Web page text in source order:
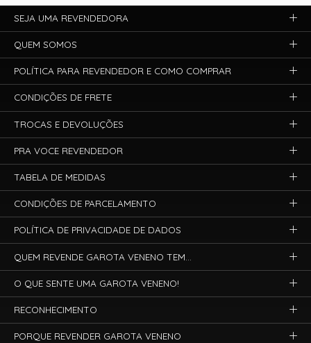
SEJA UMA REVENDEDORA
QUEM SOMOS
POLÍTICA PARA REVENDEDOR E COMO COMPRAR
CONDIÇÕES DE FRETE
TROCAS E DEVOLUÇÕES
PRA VOCE REVENDEDOR
TABELA DE MEDIDAS
CONDIÇÕES DE PARCELAMENTO
POLÍTICA DE PRIVACIDADE DE DADOS
QUEM REVENDE GAROTA VENENO TEM...
O QUE SENTE UMA GAROTA VENENO!
RECONHECIMENTO
PORQUE REVENDER GAROTA VENENO